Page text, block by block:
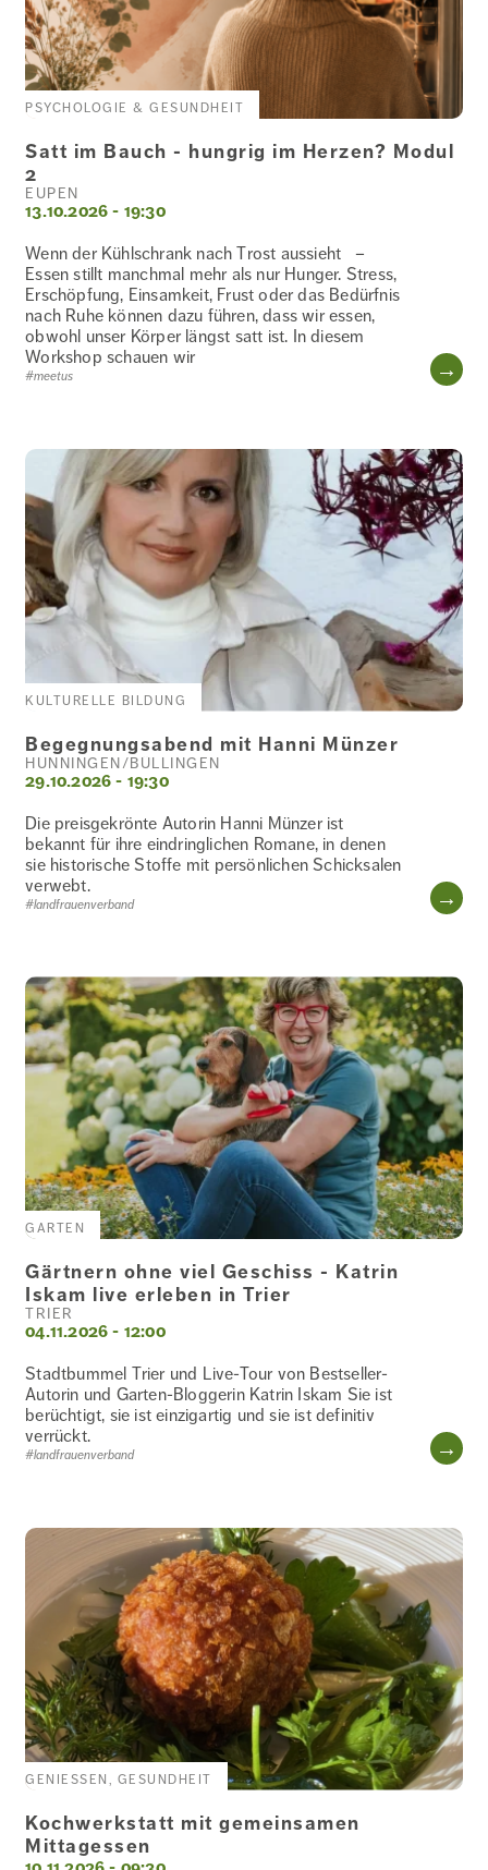
PSYCHOLOGIE & GESUNDHEIT
EUPEN
13.10.2026 - 19:30
Satt im Bauch - hungrig im Herzen? Modul
2
Wenn der Kühlschrank nach Trost aussieht –
Essen stillt manchmal mehr als nur Hunger. Stress,
Erschöpfung, Einsamkeit, Frust oder das Bedürfnis
nach Ruhe können dazu führen, dass wir essen,
obwohl unser Körper längst satt ist. In diesem
Workshop schauen wir
#meetus
KULTURELLE BILDUNG
HÜNNINGEN/BÜLLINGEN
29.10.2026 - 19:30
Begegnungsabend mit Hanni Münzer
Die preisgekrönte Autorin Hanni Münzer ist
bekannt für ihre eindringlichen Romane, in denen
sie historische Stoffe mit persönlichen Schicksalen
verwebt.
#landfrauenverband
GARTEN
TRIER
04.11.2026 - 12:00
Gärtnern ohne viel Geschiss - Katrin
Iskam live erleben in Trier
Stadtbummel Trier und Live-Tour von Bestseller-
Autorin und Garten-Bloggerin Katrin Iskam Sie ist
berüchtigt, sie ist einzigartig und sie ist definitiv
verrückt.
#landfrauenverband
GENIESSEN, GESUNDHEIT
Kochwerkstatt mit gemeinsamen
Mittagessen